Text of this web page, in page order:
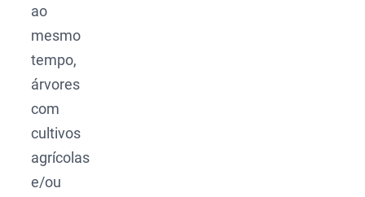
ao
mesmo
tempo,
árvores
com
cultivos
agrícolas
e/ou